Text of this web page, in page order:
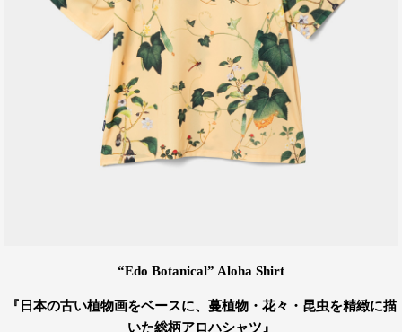
“Edo Botanical” Aloha Shirt
『日本の古い植物画をベースに、蔓植物・花々・昆虫を精緻に描
いた総柄アロハシャツ』